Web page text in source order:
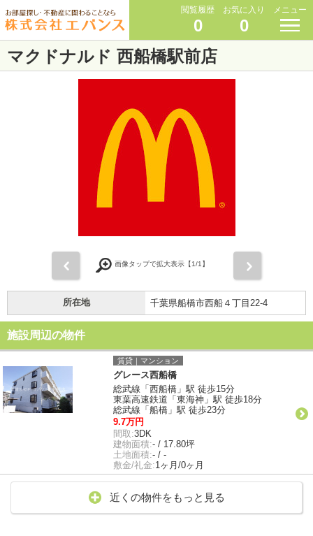
閲覧履歴
0
お気に入り
0
メニュー
マクドナルド 西船橋駅前店
画像タップで拡大表示【1/1】
所在地 千葉県船橋市西船４丁目22-4
施設周辺の物件
賃貸｜マンション
グレース西船橋
総武線「西船橋」駅 徒歩15分
東葉高速鉄道「東海神」駅 徒歩18分
総武線「船橋」駅 徒歩23分
9.7万円
間取:3DK
建物面積:- / 17.80坪
土地面積:- / -
敷金/礼金:1ヶ月/0ヶ月
近くの物件をもっと見る